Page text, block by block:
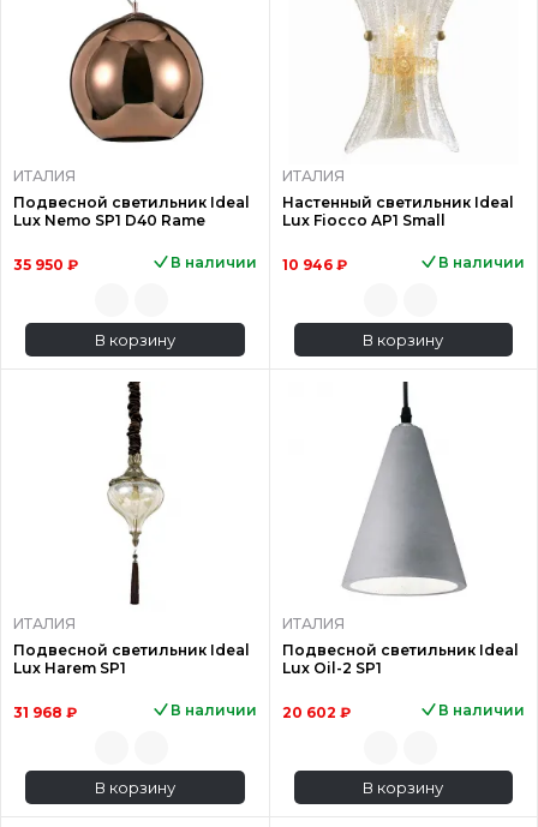
ИТАЛИЯ
Подвесной светильник Ideal
Lux Nemo SP1 D40 Rame
35 950 ₽ В наличии
В корзину
ИТАЛИЯ
Настенный светильник Ideal
Lux Fiocco AP1 Small
10 946 ₽ В наличии
В корзину
ИТАЛИЯ
Подвесной светильник Ideal
Lux Harem SP1
31 968 ₽ В наличии
В корзину
ИТАЛИЯ
Подвесной светильник Ideal
Lux Oil-2 SP1
20 602 ₽ В наличии
В корзину